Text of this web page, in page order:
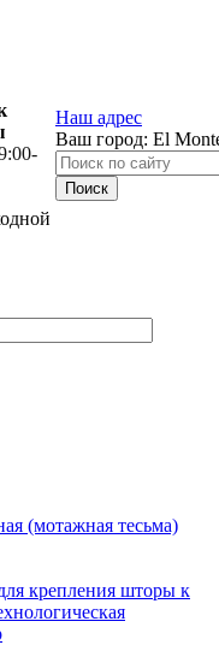
Наш адрес
Ваш город: El
(мотажная тесьма)
крепления шторы к